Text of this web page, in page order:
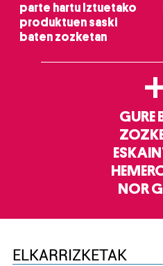
parte hartu Iztuetako
produktuen saski
baten zozketan
GURE
NOR
ELKARRIZKETAK